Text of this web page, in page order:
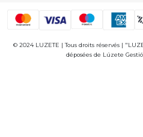
© 2024 LUZETE | Tous droits réservés |
déposées de Lúzete